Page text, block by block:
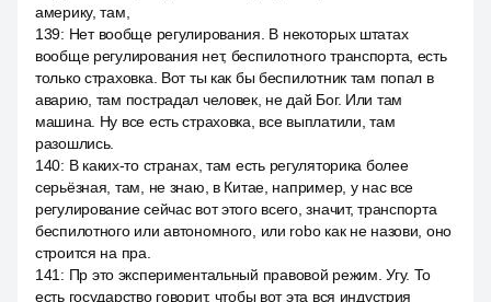
америку, там,
139: Нет вообще регулирования. В некоторых штатах
вообще регулирования нет, беспилотного транспорта, есть
только страховка. Вот ты как бы беспилотник там попал в
аварию, там пострадал человек, не дай Бог. Или там
машина. Ну все есть страховка, все выплатили, там
разошлись.
140: В каких-то странах, там есть регуляторика более
серьёзная, там, не знаю, в Китае, например, у нас все
регулирование сейчас вот этого всего, значит, транспорта
беспилотного или автономного, или robo как не назови, оно
строится на пра.
141 : Пр это экспериментальный правовой режим. Угу. То
есть государство говорит, чтобы вот эта вся индустрия